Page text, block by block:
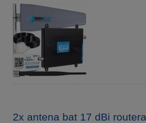
2x antena bat 17 dBi